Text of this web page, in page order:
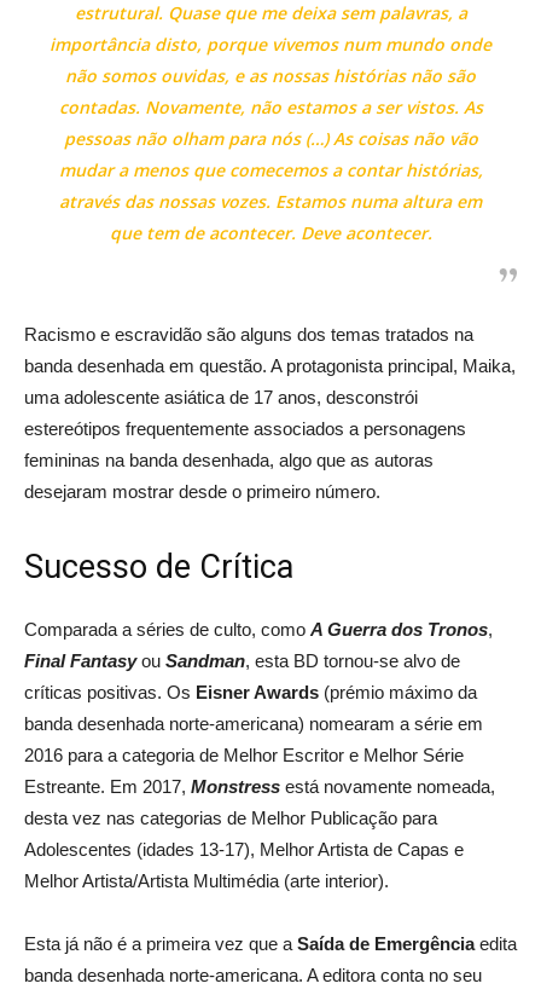
estrutural. Quase que me deixa sem palavras, a
importância disto, porque vivemos num mundo onde
não somos ouvidas, e as nossas histórias não são
contadas. Novamente, não estamos a ser vistos. As
pessoas não olham para nós (…) As coisas não vão
mudar a menos que comecemos a contar histórias,
através das nossas vozes. Estamos numa altura em
que tem de acontecer. Deve acontecer.
Racismo e escravidão são alguns dos temas tratados na
banda desenhada em questão. A protagonista principal, Maika,
uma adolescente asiática de 17 anos, desconstrói
estereótipos frequentemente associados a personagens
femininas na banda desenhada, algo que as autoras
desejaram mostrar desde o primeiro número.
Sucesso de Crítica
Comparada a séries de culto, como A Guerra dos Tronos,
Final Fantasyou Sandman, esta BD tornou-se alvo de
críticas positivas. Os Eisner Awards (prémio máximo da
banda desenhada norte-americana) nomearam a série em
2016 para a categoria de Melhor Escritor e Melhor Série
Estreante. Em 2017, Monstress está novamente nomeada,
desta vez nas categorias de Melhor Publicação para
Adolescentes (idades 13-17), Melhor Artista de Capas e
Melhor Artista/Artista Multimédia (arte interior).
Esta já não é a primeira vez que a Saída de Emergênciaedita
banda desenhada norte-americana. A editora conta no seu